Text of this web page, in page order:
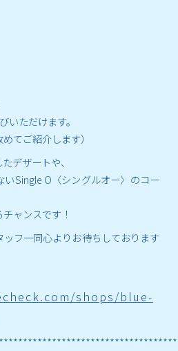
いただけます。
てご紹介します）
デザートや、
Single O〈シングルオー〉のコー
ャンスです！
フ一同心よりお待ちしております
shops/blue-